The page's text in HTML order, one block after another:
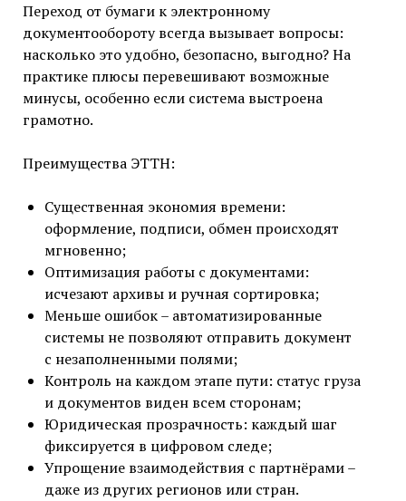
Переход от бумаги к электронному
документообороту всегда вызывает вопросы:
насколько это удобно, безопасно, выгодно? На
практике плюсы перевешивают возможные
минусы, особенно если система выстроена
грамотно.
Преимущества ЭТТН:
Существенная экономия времени:
оформление, подписи, обмен происходят
мгновенно;
Оптимизация работы с документами:
исчезают архивы и ручная сортировка;
Меньше ошибок – автоматизированные
системы не позволяют отправить документ
с незаполненными полями;
Контроль на каждом этапе пути: статус груза
и документов виден всем сторонам;
Юридическая прозрачность: каждый шаг
фиксируется в цифровом следе;
Упрощение взаимодействия с партнёрами –
даже из других регионов или стран.